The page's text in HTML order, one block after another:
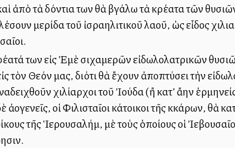
ἀπὸ τὰ δόντια των θὰ βγάλω τὰ κρέατα τῶν
μερίδα τοῦ ἰσραηλιτικοῦ λαοῦ, ὡς εἶδος
των εἰς Ἐμὲ σιχαμερῶν εἰδωλολατρικῶν
Θεόν μας, διότι θὰ ἔχουν ἀποπτύσει τὴν
χιλίαρχοι τοῦ Ἰούδα (ἢ κατ’ ἄλλην
οἱ Φιλισταῖοι κάτοικοι τῆς Ἀκκάρων, θὰ
τῆς Ἱερουσαλήμ, μὲ τοὺς ὁποίους οἱ